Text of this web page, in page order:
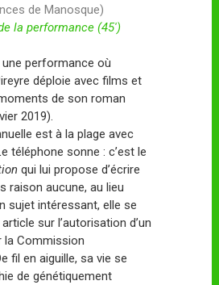
de Manosque)
la performance (45′)
performance où
déploie avec films et
de son roman
2019).
est à la plage avec
téléphone sonne : c’est le
qui lui propose d’écrire
raison aucune, au lieu
sujet intéressant, elle se
sur l’autorisation d’un
la Commission
fil en aiguille, sa vie se
de génétiquement